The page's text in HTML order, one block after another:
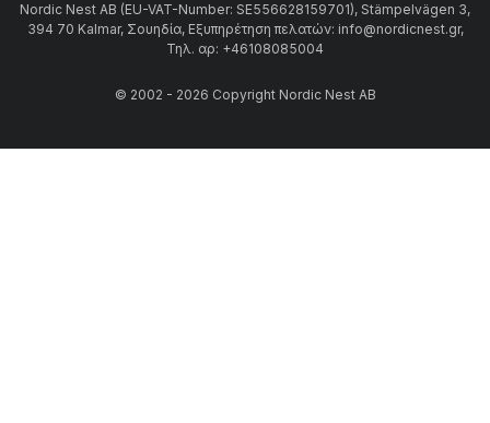
Nordic Nest AB (EU-VAT-Number: SE556628159701), Stämpelvägen 3,
394 70 Kalmar, Σουηδία, Εξυπηρέτηση πελατών: info@nordicnest.gr,
Τηλ. αρ: +46108085004
© 2002 - 2026 Copyright Nordic Nest AB